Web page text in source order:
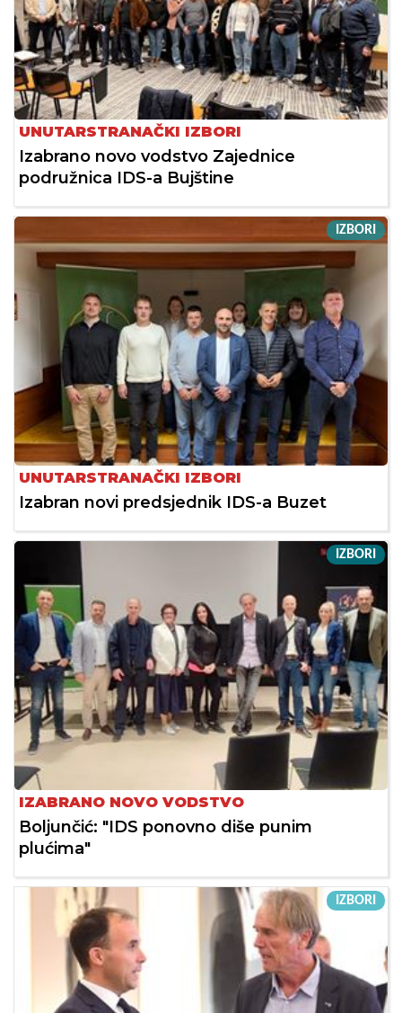
UNUTARSTRANAČKI IZBORI
Izabrano novo vodstvo Zajednice
podružnica IDS-a Bujštine
IZBORI
UNUTARSTRANAČKI IZBORI
Izabran novi predsjednik IDS-a Buzet
IZBORI
IZABRANO NOVO VODSTVO
Boljunčić: "IDS ponovno diše punim
plućima"
IZBORI